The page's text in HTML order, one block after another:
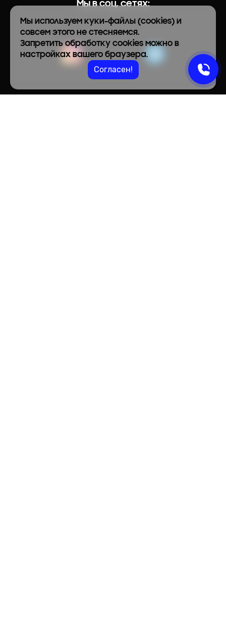
Мы используем куки-файлы (cookies) и
совсем этого не стесняемся.
Запретить обработку cookies можно в
настройках вашего браузера.
Согласен!
Мы в соц. сетях: